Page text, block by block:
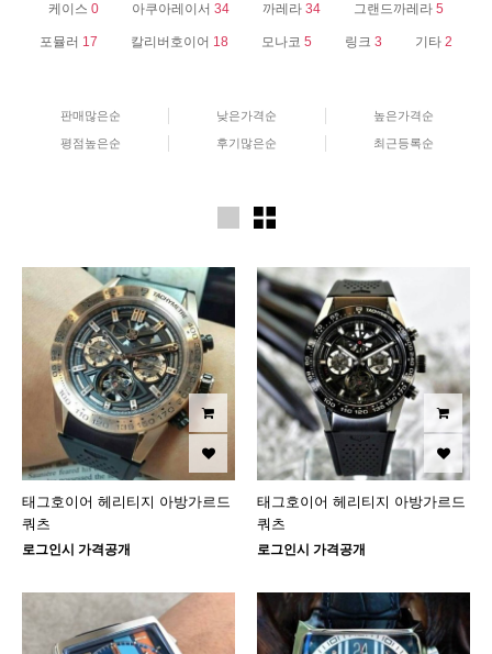
케이스 0 아쿠아레이서 34 까레라 34 그랜드까레라 5
포뮬러 17 칼리버호이어 18 모나코 5 링크 3 기타 2
판매많은순 낮은가격순 높은가격순
평점높은순 후기많은순 최근등록순
태그호이어 헤리티지 아방가르드
쿼츠
로그인시 가격공개
태그호이어 헤리티지 아방가르드
쿼츠
로그인시 가격공개